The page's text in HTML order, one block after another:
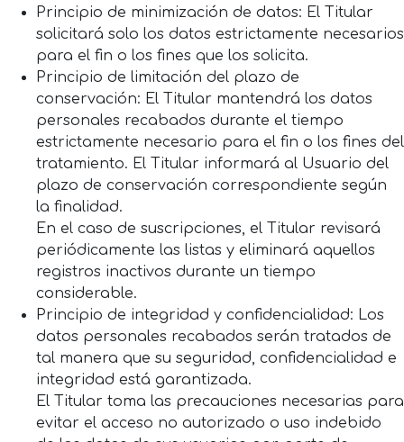
Principio de minimización de datos: El Titular
solicitará solo los datos estrictamente necesarios
para el fin o los fines que los solicita.
Principio de limitación del plazo de
conservación: El Titular mantendrá los datos
personales recabados durante el tiempo
estrictamente necesario para el fin o los fines del
tratamiento. El Titular informará al Usuario del
plazo de conservación correspondiente según
la finalidad.
En el caso de suscripciones, el Titular revisará
periódicamente las listas y eliminará aquellos
registros inactivos durante un tiempo
considerable.
Principio de integridad y confidencialidad: Los
datos personales recabados serán tratados de
tal manera que su seguridad, confidencialidad e
integridad está garantizada.
El Titular toma las precauciones necesarias para
evitar el acceso no autorizado o uso indebido